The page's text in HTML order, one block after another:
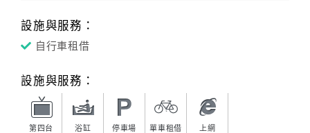
設施與服務：
自行車租借
設施與服務：
第四台 浴缸 停車場 單車租借 上網